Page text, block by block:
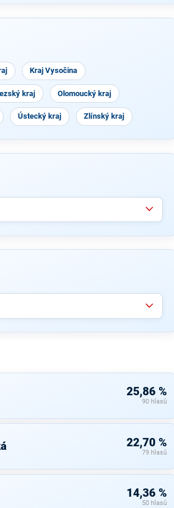
Moravy
Kraj Vysočina
kraj Olomoucký kraj
Ústecký kraj Zlínský kraj
25,86 %
90 hlasů
22,70 %
79 hlasů
14,36 %
50 hlasů